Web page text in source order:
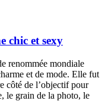
chic et sexy
renommée mondiale
et de mode. Elle fut
côté de l’objectif pour
le grain de la photo, le